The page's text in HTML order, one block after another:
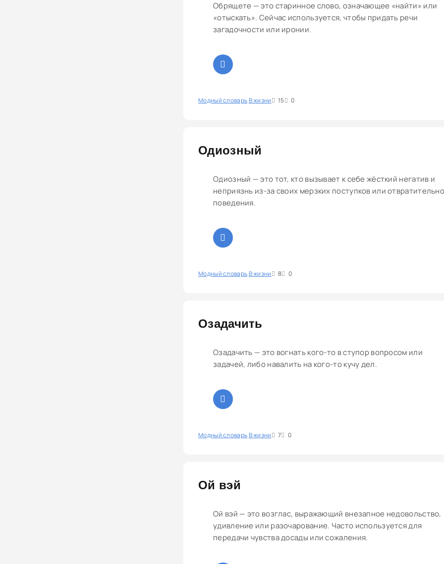
Обрящете — это старинное слово, означающее «найти» или
«отыскать». Сейчас используется, чтобы придать речи
загадочности или иронии.
Модный словарьВ жизни 15 0
0 1 2 3 4 5
Одиозный
Одиозный — это тот, кто вызывает к себе жёсткий негатив и
неприязнь из-за своих мерзких поступков или
поведения.
Модный словарьВ жизни 8 0
1 2 3 4 5
Озадачить
Озадачить — это вогнать кого-то в ступор вопросом или
задачей, либо навалить на кого-то кучу дел.
Модный словарьВ жизни 7 0
1 2 3 4 5
Ой вэй
Ой вэй — это возглас, выражающий внезапное недовольство,
удивление или разочарование. Часто используется для
передачи чувства досады или сожаления.